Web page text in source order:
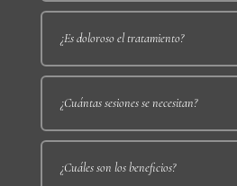
¿Es doloroso el tratamiento?
¿Cuántas sesiones se necesitan?
¿Cuáles son los beneficios?